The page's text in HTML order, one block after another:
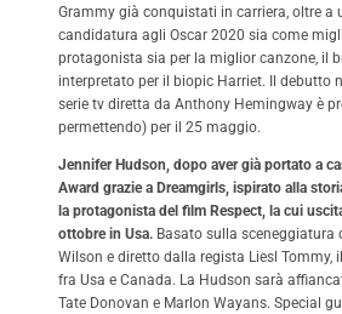
Grammy già conquistati in carriera, oltre a
candidatura agli Oscar 2020 sia come
protagonista sia per la miglior canzone, il
interpretato per il biopic Harriet. Il debutto
serie tv diretta da Anthony Hemingway è
permettendo) per il 25 maggio.
Jennifer Hudson, dopo aver già portato a
Award grazie a Dreamgirls, ispirato alla
la protagonista del film Respect, la cui
ottobre in Usa. Basato sulla sceneggiatura
Wilson e diretto dalla regista Liesl Tommy,
fra Usa e Canada. La Hudson sarà
Tate Donovan e Marlon Wayans. Special